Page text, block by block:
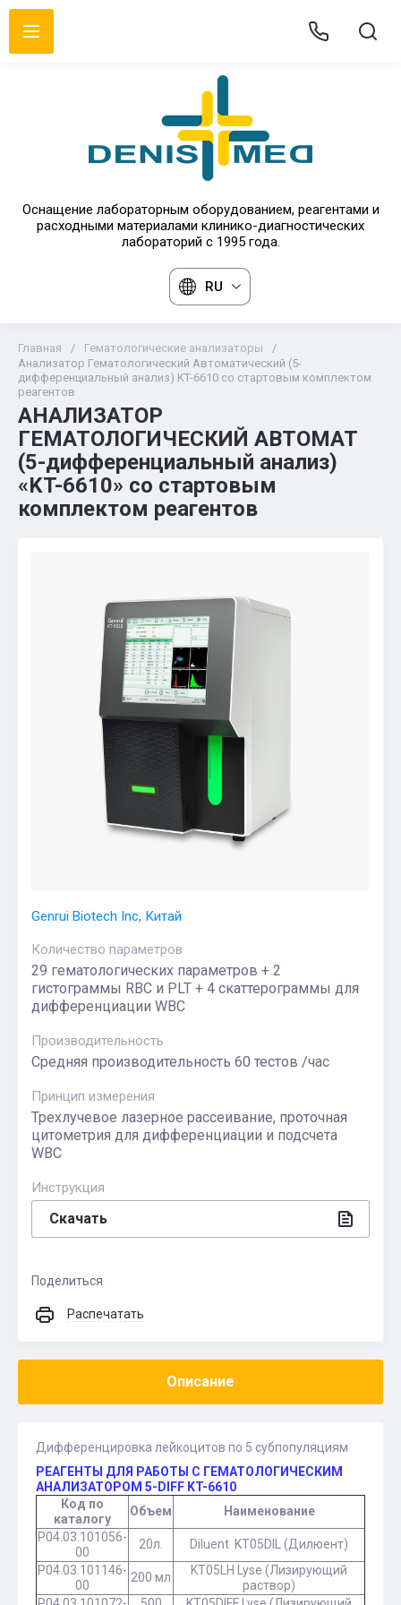
Оснащение лабораторным оборудованием, реагентами и
расходными материалами клинико-диагностических
лабораторий с 1995 года.
RU
Главная / Гематологические анализаторы
/
Анализатор Гематологический Автоматический (5-
дифференциальный анализ) KT-6610 со стартовым комплектом
реагентов
АНАЛИЗАТОР
ГЕМАТОЛОГИЧЕСКИЙ АВТОМАТ
(5-дифференциальный анализ)
«KT-6610» со стартовым
комплектом реагентов
Genrui Biotech Inc, Китай
Количество параметров
29 гематологических параметров + 2
гистограммы RBC и PLT + 4 скаттерограммы для
дифференциации WBC
Производительность
Средняя производительность 60 тестов /час
Принцип измерения
Трехлучевое лазерное рассеивание, проточная
цитометрия для дифференциации и подсчета
WBC
Инструкция
Скачать
Поделиться
Распечатать
Описание
Дифференцировка лейкоцитов по 5 субпопуляциям
РЕАГЕНТЫ ДЛЯ РАБОТЫ С ГЕМАТОЛОГИЧЕСКИМ
АНАЛИЗАТОРОМ 5-DIFF KT-6610
Код по
каталогу
Объем
Наименование
Р04.03.101056-
00
20л.
Diluent KT05DIL (Дилюент)
Р04.03.101146-
00
200 мл
KT05LH Lyse (Лизирующий
раствор)